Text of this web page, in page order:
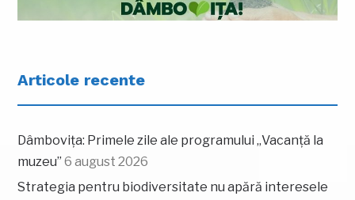
Articole recente
Dâmbovița: Primele zile ale programului „Vacanță la
muzeu” 6 august 2026
Strategia pentru biodiversitate nu apără interesele